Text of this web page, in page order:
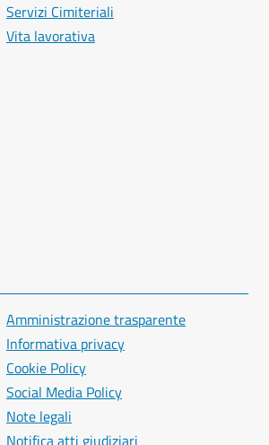
Servizi Cimiteriali
Vita lavorativa
Amministrazione trasparente
Informativa privacy
Cookie Policy
Social Media Policy
Note legali